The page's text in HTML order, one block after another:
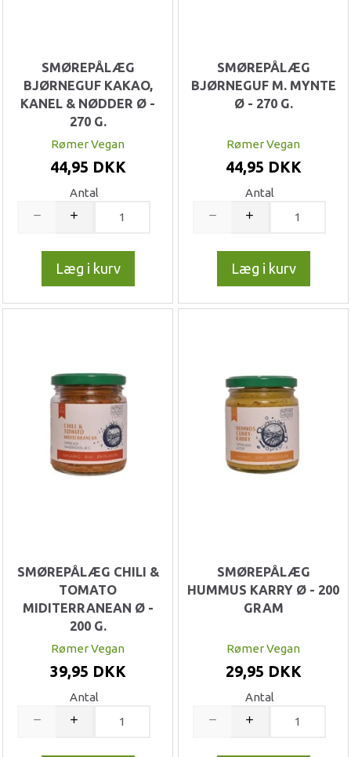
SMØREPÅLÆG
BJØRNEGUF KAKAO,
KANEL & NØDDER Ø -
270 G.
Rømer Vegan
44,95 DKK
Antal
Læg i kurv
SMØREPÅLÆG
BJØRNEGUF M. MYNTE
Ø - 270 G.
Rømer Vegan
44,95 DKK
Antal
Læg i kurv
SMØREPÅLÆG CHILI &
TOMATO
MIDITERRANEAN Ø -
200 G.
Rømer Vegan
39,95 DKK
Antal
SMØREPÅLÆG
HUMMUS KARRY Ø - 200
GRAM
Rømer Vegan
29,95 DKK
Antal